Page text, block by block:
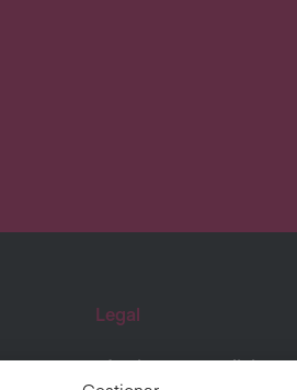
Legal
Términos y Condiciones